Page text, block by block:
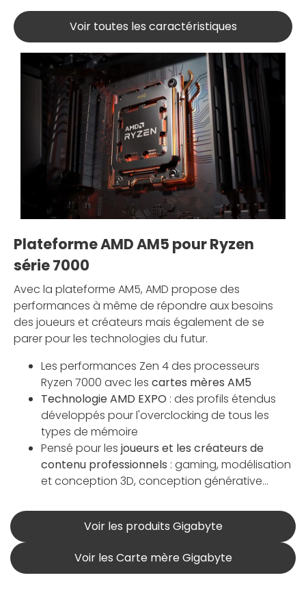
Voir toutes les caractéristiques
Plateforme AMD AM5 pour Ryzen
série 7000
Avec la plateforme AM5, AMD propose des
performances à même de répondre aux besoins
des joueurs et créateurs mais également de se
parer pour les technologies du futur.
Les performances Zen 4 des processeurs
Ryzen 7000 avec les cartes mères AM5
Technologie AMD EXPO : des profils étendus
développés pour l'overclocking de tous les
types de mémoire
Pensé pour les joueurs et les créateurs de
contenu professionnels : gaming, modélisation
et conception 3D, conception générative...
Voir les produits Gigabyte
Voir les Carte mère Gigabyte